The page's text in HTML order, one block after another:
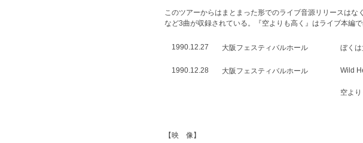
このツアーからはまとまった形でのライブ音源リリースはな
など3曲が収録されている。『空よりも高く』はライブ本編
1990.12.27 大阪フェスティバルホール ぼく
1990.12.28 大阪フェスティバルホール Wild
空より
【映 像】